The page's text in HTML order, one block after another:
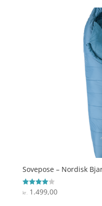
Sovepose – Nordisk
Vurderet
4
kr.1.499,00